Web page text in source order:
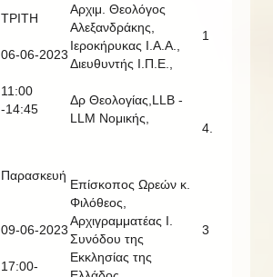
ΤΡΙΤΗ
06-06-2023
11:00
-14:45
Αρχιμ. Θεολόγος
Αλεξανδράκης,
Ιεροκήρυκας Ι.Α.Α.,
Διευθυντής Ι.Π.Ε.,
Δρ Θεολογίας,LLB -
LLM Νομικής,
1
4.
Παρασκευή
09-06-2023
17:00-
Επίσκοπος Ωρεών κ.
Φιλόθεος,
Αρχιγραμματέας Ι.
Συνόδου της
Εκκλησίας της
3